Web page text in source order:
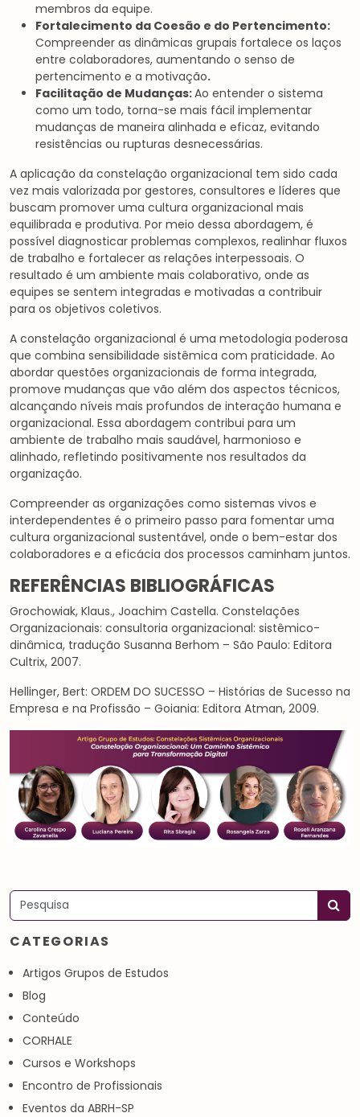
membros da equipe.
Fortalecimento da Coesão e do Pertencimento:
Compreender as dinâmicas grupais fortalece os laços
entre colaboradores, aumentando o senso de
pertencimento e a motivação.
Facilitação de Mudanças:Ao entender o sistema
como um todo, torna-se mais fácil implementar
mudanças de maneira alinhada e eficaz, evitando
resistências ou rupturas desnecessárias.
A aplicação da constelação organizacional tem sido cada
vez mais valorizada por gestores, consultores e líderes que
buscam promover uma cultura organizacional mais
equilibrada e produtiva. Por meio dessa abordagem, é
possível diagnosticar problemas complexos, realinhar fluxos
de trabalho e fortalecer as relações interpessoais. O
resultado é um ambiente mais colaborativo, onde as
equipes se sentem integradas e motivadas a contribuir
para os objetivos coletivos.
A constelação organizacional é uma metodologia poderosa
que combina sensibilidade sistêmica com praticidade. Ao
abordar questões organizacionais de forma integrada,
promove mudanças que vão além dos aspectos técnicos,
alcançando níveis mais profundos de interação humana e
organizacional. Essa abordagem contribui para um
ambiente de trabalho mais saudável, harmonioso e
alinhado, refletindo positivamente nos resultados da
organização.
Compreender as organizações como sistemas vivos e
interdependentes é o primeiro passo para fomentar uma
cultura organizacional sustentável, onde o bem-estar dos
colaboradores e a eficácia dos processos caminham juntos.
REFERÊNCIAS BIBLIOGRÁFICAS
Grochowiak, Klaus., Joachim Castella. Constelações
Organizacionais: consultoria organizacional: sistêmico-
dinâmica, tradução Susanna Berhom – São Paulo: Editora
Cultrix, 2007.
Hellinger, Bert: ORDEM DO SUCESSO – Histórias de Sucesso na
Empresa e na Profissão – Goiania: Editora Atman, 2009.
Pesquisar
CATEGORIAS
Artigos Grupos de Estudos
Blog
Conteúdo
CORHALE
Cursos e Workshops
Encontro de Profissionais
Eventos da ABRH-SP